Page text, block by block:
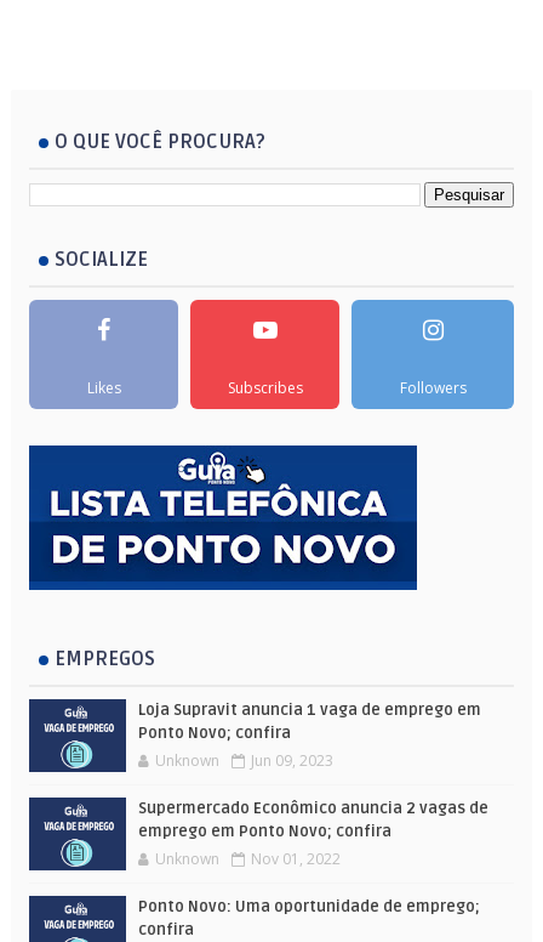
O QUE VOCÊ PROCURA?
SOCIALIZE
Likes Subscribes Followers
EMPREGOS
Loja Supravit anuncia 1 vaga de emprego em
Ponto Novo; confira
Unknown Jun 09, 2023
Supermercado Econômico anuncia 2 vagas de
emprego em Ponto Novo; confira
Unknown Nov 01, 2022
Ponto Novo: Uma oportunidade de emprego;
confira